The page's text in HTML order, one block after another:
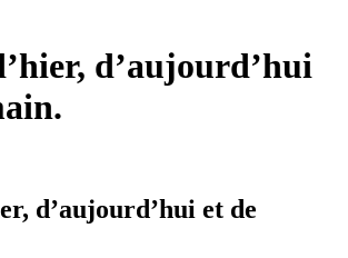
d’aujourd’hui
d’aujourd’hui et de